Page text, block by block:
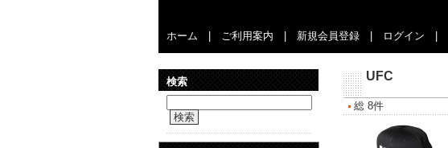
ホーム ご利用案内 新規会員登録 ログイン
検索
検索
UFC
総 8件